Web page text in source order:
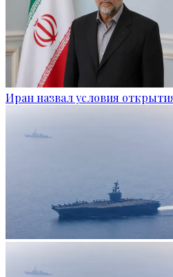
Иран назвал условия